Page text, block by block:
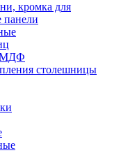
кромка для
панели
МДФ
столешницы